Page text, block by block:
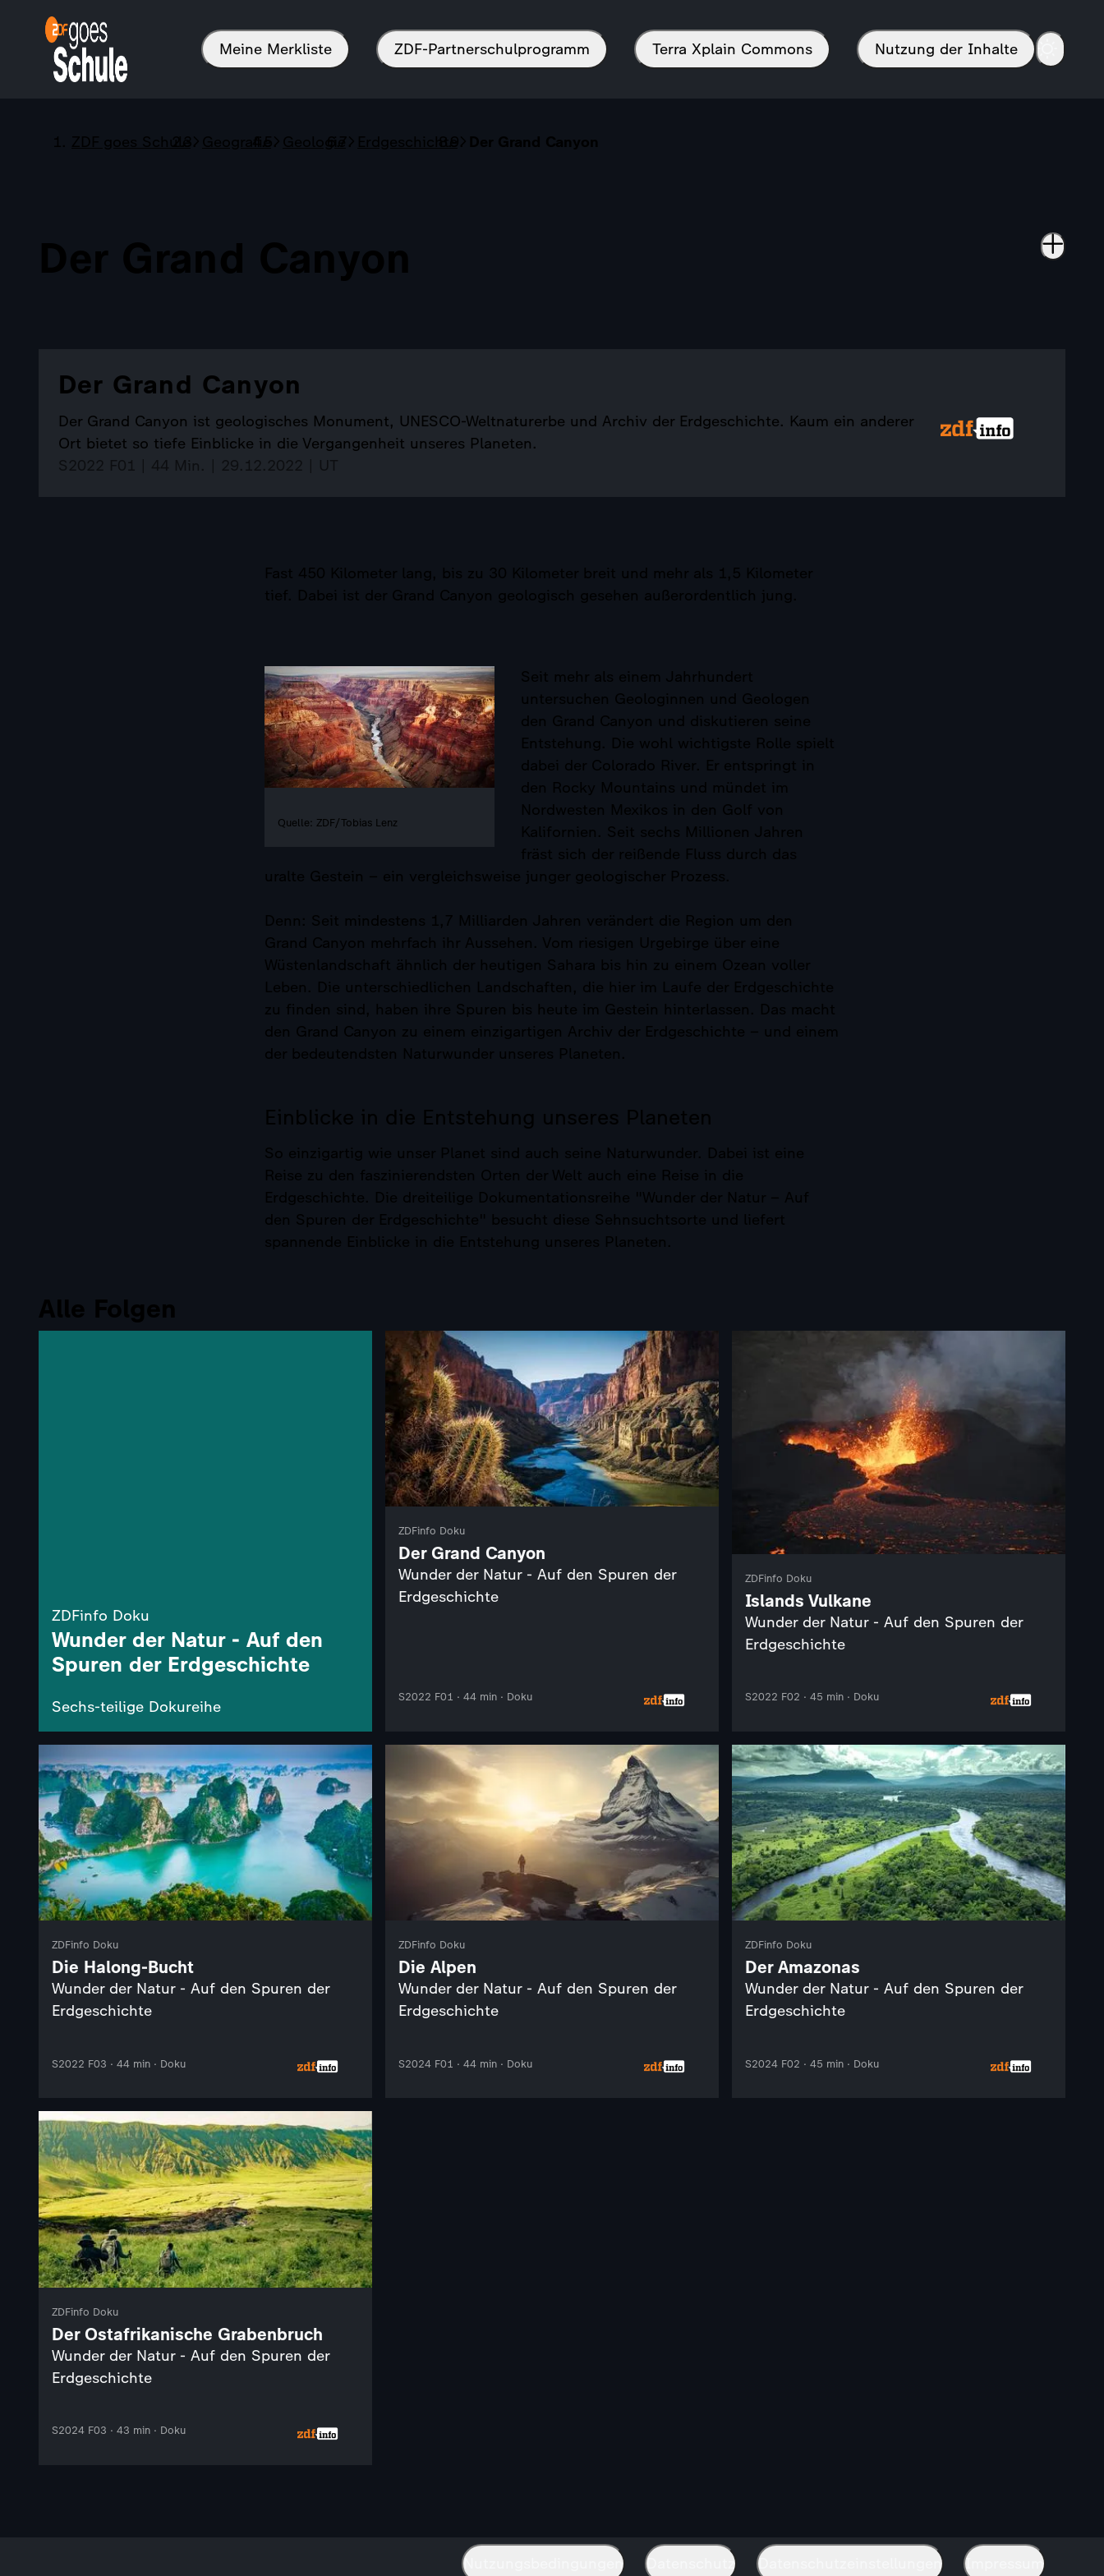
Meine Merkliste ZDF-Partnerschulprogramm Terra Xplain Commons Nutzung der Inhalte
ZDF goes Schule Geografie Geologie Erdgeschichte Der Grand Canyon
Der Grand Canyon
Der Grand Canyon
Der Grand Canyon ist geologisches Monument, UNESCO-Weltnaturerbe und Archiv der Erdgeschichte. Kaum ein anderer
Ort bietet so tiefe Einblicke in die Vergangenheit unseres Planeten.
S2022 F01 | 44 Min. | 29.12.2022 | UT
Fast 450 Kilometer lang, bis zu 30 Kilometer breit und mehr als 1,5 Kilometer
tief. Dabei ist der Grand Canyon geologisch gesehen außerordentlich jung.
Quelle: ZDF/Tobias Lenz
Seit mehr als einem Jahrhundert
untersuchen Geologinnen und Geologen
den Grand Canyon und diskutieren seine
Entstehung. Die wohl wichtigste Rolle spielt
dabei der Colorado River. Er entspringt in
den Rocky Mountains und mündet im
Nordwesten Mexikos in den Golf von
Kalifornien. Seit sechs Millionen Jahren
fräst sich der reißende Fluss durch das
uralte Gestein – ein vergleichsweise junger geologischer Prozess.
Denn: Seit mindestens 1,7 Milliarden Jahren verändert die Region um den
Grand Canyon mehrfach ihr Aussehen. Vom riesigen Urgebirge über eine
Wüstenlandschaft ähnlich der heutigen Sahara bis hin zu einem Ozean voller
Leben. Die unterschiedlichen Landschaften, die hier im Laufe der Erdgeschichte
zu finden sind, haben ihre Spuren bis heute im Gestein hinterlassen. Das macht
den Grand Canyon zu einem einzigartigen Archiv der Erdgeschichte – und einem
der bedeutendsten Naturwunder unseres Planeten.
Einblicke in die Entstehung unseres Planeten
So einzigartig wie unser Planet sind auch seine Naturwunder. Dabei ist eine
Reise zu den faszinierendsten Orten der Welt auch eine Reise in die
Erdgeschichte. Die dreiteilige Dokumentationsreihe "Wunder der Natur – Auf
den Spuren der Erdgeschichte" besucht diese Sehnsuchtsorte und liefert
spannende Einblicke in die Entstehung unseres Planeten.
Alle Folgen
ZDFinfo Doku
Wunder der Natur - Auf den
Spuren der Erdgeschichte
Sechs-teilige Dokureihe
ZDFinfo Doku
Der Grand Canyon
Wunder der Natur - Auf den Spuren der
Erdgeschichte
S2022 F01 · 44 min · Doku
ZDFinfo Doku
Islands Vulkane
Wunder der Natur - Auf den Spuren der
Erdgeschichte
S2022 F02 · 45 min · Doku
ZDFinfo Doku
Die Halong-Bucht
Wunder der Natur - Auf den Spuren der
Erdgeschichte
S2022 F03 · 44 min · Doku
ZDFinfo Doku
Die Alpen
Wunder der Natur - Auf den Spuren der
Erdgeschichte
S2024 F01 · 44 min · Doku
ZDFinfo Doku
Der Amazonas
Wunder der Natur - Auf den Spuren der
Erdgeschichte
S2024 F02 · 45 min · Doku
ZDFinfo Doku
Der Ostafrikanische Grabenbruch
Wunder der Natur - Auf den Spuren der
Erdgeschichte
S2024 F03 · 43 min · Doku
Nutzungsbedingungen Datenschutz Datenschutzeinstellungen Impressum